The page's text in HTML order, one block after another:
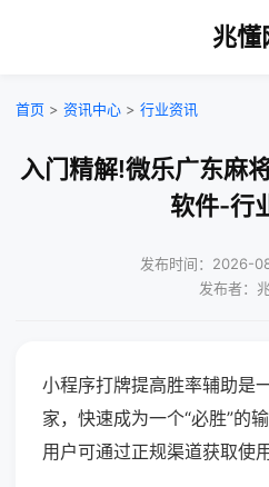
兆懂
首页 > 资讯中心 > 行业资讯
入门精解!微乐广东麻
软件-行
发布时间：2026-
发布者：
小程序打牌提高胜率辅助是
家，快速成为一个“必胜”的
用户可通过正规渠道获取使用